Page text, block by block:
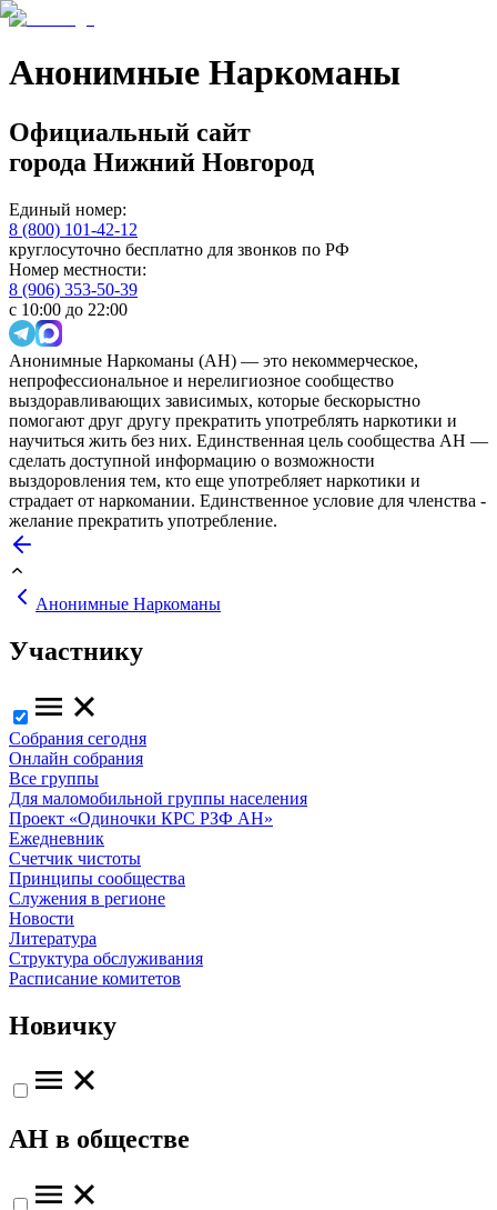
Анонимные Наркоманы
Официальный сайт
города Нижний Новгород
Единый номер:
8 (800) 101-42-12
круглосуточно бесплатно для звонков по РФ
Номер местности:
8 (906) 353-50-39
с 10:00 до 22:00
Анонимные Наркоманы (АН) — это некоммерческое,
непрофессиональное и нерелигиозное сообщество
выздоравливающих зависимых, которые бескорыстно
помогают друг другу прекратить употреблять наркотики и
научиться жить без них. Единственная цель сообщества АН —
сделать доступной информацию о возможности
выздоровления тем, кто еще употребляет наркотики и
страдает от наркомании. Единственное условие для членства -
желание прекратить употребление.
Анонимные Наркоманы
Участнику
Собрания сегодня
Онлайн собрания
Все группы
Для маломобильной группы населения
Проект «Одиночки КРС РЗФ АН»
Ежедневник
Счетчик чистоты
Принципы сообщества
Служения в регионе
Новости
Литература
Структура обслуживания
Расписание комитетов
Новичку
АН в обществе